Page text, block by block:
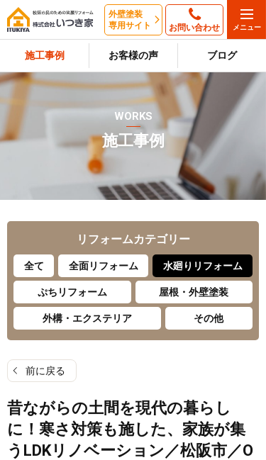
外壁塗装
専用サイト
お問い合わせ
施工事例 お客様の声 ブログ
WORKS
施工事例
リフォームカテゴリー
全て 全面リフォーム 水廻りリフォーム
ぷちリフォーム 屋根・外壁塗装
外構・エクステリア その他
前に戻る
昔ながらの土間を現代の暮らし
に！寒さ対策も施した、家族が集
うLDKリノベーション／松阪市／O